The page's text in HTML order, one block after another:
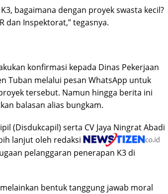
bagaimana dengan proyek swasta kecil?
dan Inspektorat,” tegasnya.
konfirmasi kepada Dinas Pekerjaan
Tuban melalui pesan WhatsApp untuk
tersebut. Namun hingga berita ini
balasan alias bungkam.
(Disdukcapil) serta CV Jaya Ningrat Abadi
lanjut oleh redaksi
pelanggaran penerapan K3 di
bentuk tanggung jawab moral